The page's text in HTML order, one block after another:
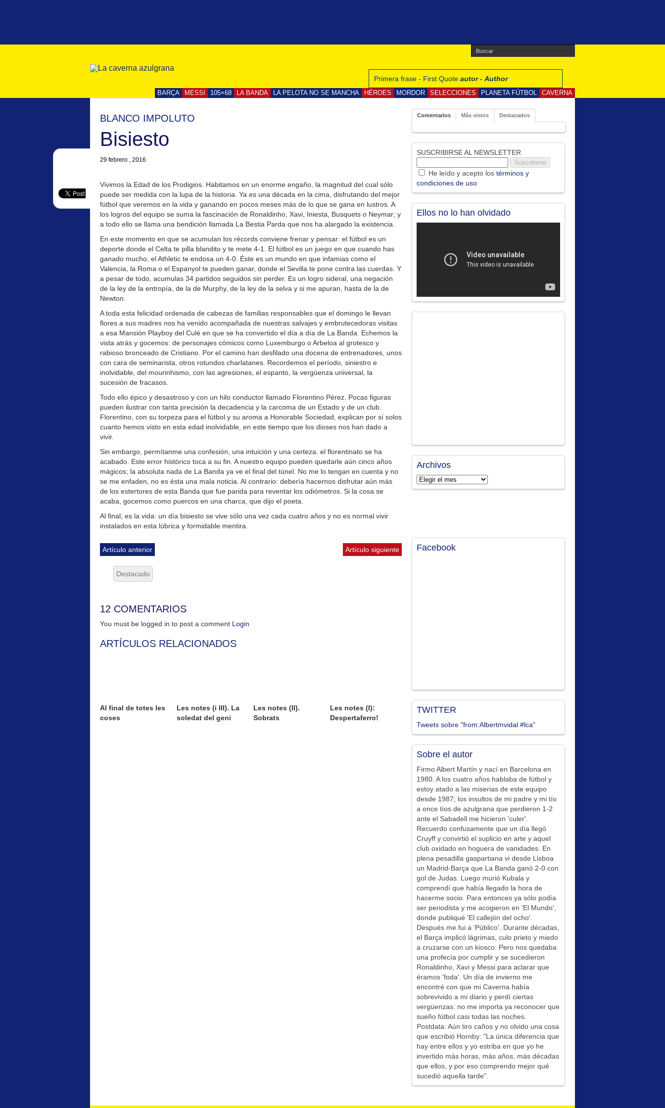
Primera frase - First Quote autor - Author
BARÇA MESSI 105×68 LA BANDA LA PELOTA NO SE MANCHA HÉROES MORDOR SELECCIONES PLANETA FÚTBOL CAVERNA
BLANCO IMPOLUTO
Bisiesto
29 febrero , 2016
Vivimos la Edad de los Prodigios. Habitamos en un enorme engaño, la magnitud del cual sólo
puede ser medida con la lupa de la historia. Ya es una década en la cima, disfrutando del mejor
fútbol que veremos en la vida y ganando en pocos meses más de lo que se gana en lustros. A
los logros del equipo se suma la fascinación de Ronaldinho, Xavi, Iniesta, Busquets o Neymar; y
a todo ello se llama una bendición llamada La Bestia Parda que nos ha alargado la existencia.
En este momento en que se acumulan los récords conviene frenar y pensar: el fútbol es un
deporte donde el Celta te pilla blandito y te mete 4-1. El fútbol es un juego en que cuando has
ganado mucho, el Athletic te endosa un 4-0. Éste es un mundo en que infamias como el
Valencia, la Roma o el Espanyol te pueden ganar, donde el Sevilla te pone contra las cuerdas. Y
a pesar de todo, acumulas 34 partidos seguidos sin perder. Es un logro sideral, una negación
de la ley de la entropía, de la de Murphy, de la ley de la selva y si me apuran, hasta de la de
Newton.
A toda esta felicidad ordenada de cabezas de familias responsables que el domingo le llevan
flores a sus madres nos ha venido acompañada de nuestras salvajes y embrutecedoras visitas
a esa Mansión Playboy del Culé en que se ha convertido el día a día de La Banda. Echemos la
vista atrás y gocemos: de personajes cómicos como Luxemburgo o Arbeloa al grotesco y
rabioso bronceado de Cristiano. Por el camino han desfilado una docena de entrenadores, unos
con cara de seminarista, otros rotundos charlatanes. Recordemos el período, siniestro e
inolvidable, del mourinhismo, con las agresiones, el espanto, la vergüenza universal, la
sucesión de fracasos.
Todo ello épico y desastroso y con un hilo conductor llamado Florentino Pérez. Pocas figuras
pueden ilustrar con tanta precisión la decadencia y la carcoma de un Estado y de un club.
Florentino, con su torpeza para el fútbol y su aroma a Honorable Sociedad, explican por sí solos
cuanto hemos visto en esta edad inolvidable, en este tiempo que los dioses nos han dado a
vivir.
Sin embargo, permítanme una confesión, una intuición y una certeza: el florentinato se ha
acabado. Este error histórico toca a su fin. A nuestro equipo pueden quedarle aún cinco años
mágicos; la absoluta nada de La Banda ya ve el final del túnel. No me lo tengan en cuenta y no
se me enfaden, no es ésta una mala noticia. Al contrario: debería hacernos disfrutar aún más
de los estertores de esta Banda que fue parida para reventar los odiómetros. Si la cosa se
acaba, gocemos como puercos en una charca, que dijo el poeta.
Al final, es la vida: un día bisiesto se vive sólo una vez cada cuatro años y no es normal vivir
instalados en esta lúbrica y formidable mentira.
Artículo anterior Artículo siguiente
Destacado
12 COMENTARIOS
You must be logged in to post a comment Login
ARTÍCULOS RELACIONADOS
Al final de totes les
coses
Les notes (i III). La
soledat del geni
Les notes (II).
Sobrats
Les notes (I):
Despertaferro!
Comentarios Más vistos Destacados
SUSCRIBIRSE AL NEWSLETTER
He leído y acepto los términos y
condiciones de uso
Ellos no lo han olvidado
Archivos
Archivos
Facebook
TWITTER
Tweets sobre "from:Albertmvidal #lca"
Sobre el autor
Firmo Albert Martín y nací en Barcelona en
1980. A los cuatro años hablaba de fútbol y
estoy atado a las miserias de este equipo
desde 1987; los insultos de mi padre y mi tío
a once tíos de azulgrana que perdieron 1-2
ante el Sabadell me hicieron 'culer'.
Recuerdo confusamente que un día llegó
Cruyff y convirtió el suplicio en arte y aquel
club oxidado en hoguera de vanidades. En
plena pesadilla gaspartiana vi desde Lisboa
un Madrid-Barça que La Banda ganó 2-0 con
gol de Judas. Luego murió Kubala y
comprendí que había llegado la hora de
hacerme socio. Para entonces ya sólo podía
ser periodista y me acogieron en 'El Mundo',
donde publiqué 'El callejón del ocho'.
Después me fui a 'Público'. Durante décadas,
el Barça implicó lágrimas, culo prieto y miedo
a cruzarse con un kiosco. Pero nos quedaba
una profecía por cumplir y se sucedieron
Ronaldinho, Xavi y Messi para aclarar que
éramos 'foda'. Un día de invierno me
encontré con que mi Caverna había
sobrevivido a mi diario y perdí ciertas
vergüenzas: no me importa ya reconocer que
sueño fútbol casi todas las noches.
Postdata: Aún tiro caños y no olvido una cosa
que escribió Hornby: "La única diferencia que
hay entre ellos y yo estriba en que yo he
invertido más horas, más años, más décadas
que ellos, y por eso comprendo mejor qué
sucedió aquella tarde".